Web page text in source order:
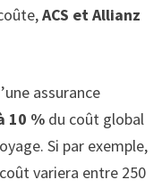
ACS et Allianz
assurance
10 %du coût global
Si par exemple,
variera entre 250